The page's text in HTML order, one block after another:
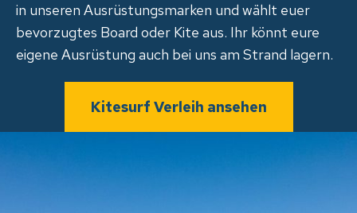
in unseren Ausrüstungsmarken und wählt euer
bevorzugtes Board oder Kite aus. Ihr könnt eure
eigene Ausrüstung auch bei uns am Strand lagern.
Kitesurf Verleih ansehen